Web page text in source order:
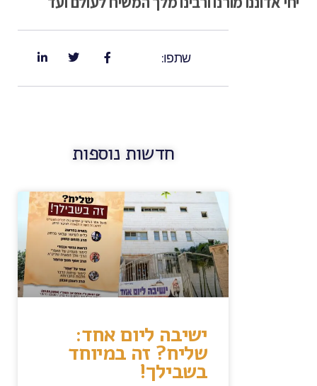
שתפו:
חדשות נוספות
ישיבה ליום אחד:
שליח? זה במיוחד
בשבילך!